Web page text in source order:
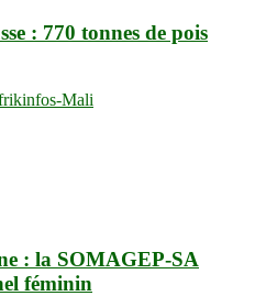
: 770 tonnes de pois
Mali
: la SOMAGEP-SA
féminin